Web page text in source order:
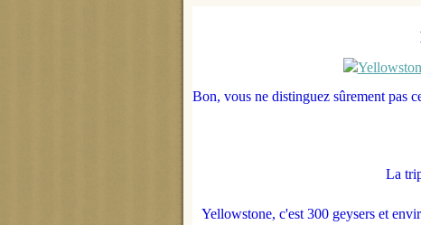
Bon, vous ne distinguez sûrement pas
La
Yellowstone, c'est 300 geysers et